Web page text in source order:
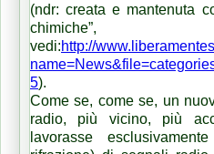
(ndr: creata e mantenuta
chimiche”,
vedi:http://
5).
Come se, come se, un
radio, più vicino, più
lavorasse